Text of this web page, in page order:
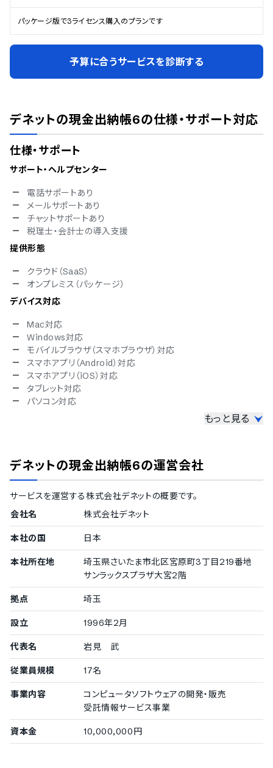
パッケージ版で3ライセンス購入のプランです
予算に合うサービスを診断する
デネットの現金出納帳6の仕様・サポート対応
仕様・サポート
サポート・ヘルプセンター
電話サポートあり
メールサポートあり
チャットサポートあり
税理士・会計士の導入支援
提供形態
クラウド（SaaS）
オンプレミス（パッケージ）
デバイス対応
Mac対応
Windows対応
モバイルブラウザ（スマホブラウザ）対応
スマホアプリ（Android）対応
スマホアプリ（iOS）対応
タブレット対応
パソコン対応
冗長化
通信の暗号化
IP制限
シングルサインオン
ISO 9001（品質マネジメント）
ISO/IEC 27017（クラウドサービスセキュリティ）
操作履歴の自動保存
バックアップ機能
権限管理機能
対応言語
英語
中国語
デンマーク語
オランダ語
フランス語
イタリア語
韓国語
もっと見る
デネットの現金出納帳6の運営会社
サービスを運営する株式会社デネットの概要です。
会社名
株式会社デネット
本社の国 日本
本社所在地
埼玉県さいたま市北区宮原町3丁目219番地
サンラックスプラザ大宮2階
拠点 埼玉
設立 1996年2月
代表名 岩見 武
従業員規模 17名
事業内容
コンピュータソフトウェアの開発・販売
受託情報サービス事業
資本金 10,000,000円